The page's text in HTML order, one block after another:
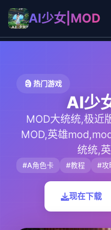
AI少女|MOD
🗿 热门游戏
AI少
MOD大统统,极近
MOD,英雄
统统,
#A角色卡 #教程 #攻
现在下载